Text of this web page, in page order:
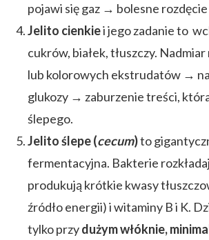
pojawi się gaz → bolesne
Jelito cienkiei jego zadanie to
cukrów, białek, tłuszczy.
lub kolorowych ekstrudatów →
glukozy → zaburzenie treści,
ślepego.
Jelito ślepe (cecum)to
fermentacyjna. Bakterie
produkują krótkie kwasy
źródło energii) i witaminy B i K.
tylko przydużym włóknie,